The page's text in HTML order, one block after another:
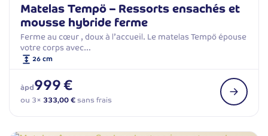
Matelas Tempö – Ressorts ensachés et
mousse hybride ferme
Ferme au cœur , doux à l’accueil. Le matelas Tempö épouse
votre corps avec…
26 cm
àpd999 €
ou 3× 333,00 €sans frais